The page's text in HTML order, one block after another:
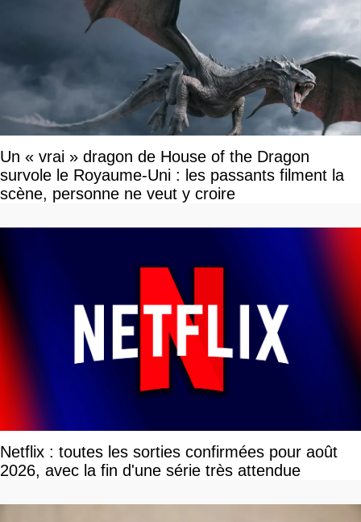
Un « vrai » dragon de House of the Dragon
survole le Royaume-Uni : les passants filment la
scène, personne ne veut y croire
Netflix : toutes les sorties confirmées pour août
2026, avec la fin d'une série très attendue